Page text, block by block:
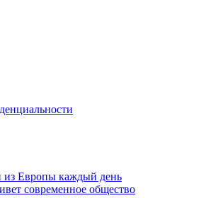
из Европы каждый день
современное общество